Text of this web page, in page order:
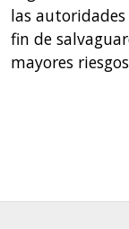
las
fin de
mayores